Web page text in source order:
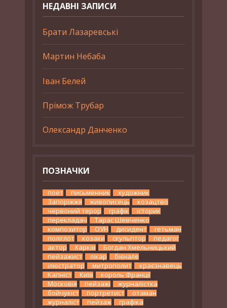
НЕДАВНІ ЗАПИСИ
Брати Лазаревські
Мартин Небаба
Іван Белей
Прімож Трубар
Олександр Данченко
ПОЗНАЧКИ
поет письменник
художник
Запоріжжя
живописець
козацтво
червоний терор
графік
історик
перекладач
Тарас Шевченко
композитор
ОУН дисидент
гетьман
поліглот
козаки скульптор
педагог
актор
Харків
Богдан Хмельницький
пейзажист
лікар
бієнале
ілюстратор
митрополит
краєзнавець
Капніст
Київ
король Франції
Московія
пейзажі
журналістка
бойчукіст
портретист
отаман
журналіст
пейзаж
графіка